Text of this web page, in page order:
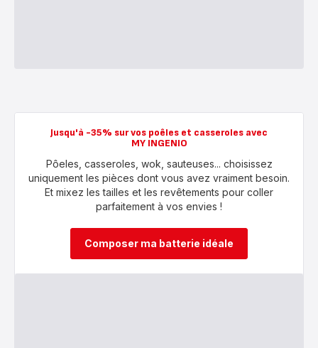
Jusqu'à -35% sur vos poêles et casseroles avec
MY INGENIO
Pôeles, casseroles, wok, sauteuses... choisissez
uniquement les pièces dont vous avez vraiment besoin.
Et mixez les tailles et les revêtements pour coller
parfaitement à vos envies !
Composer ma batterie idéale